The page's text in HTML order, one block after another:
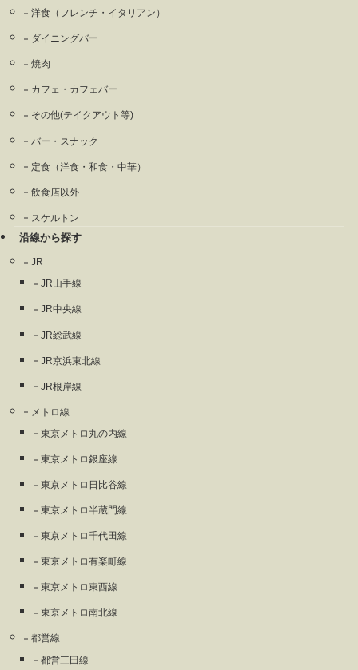
洋食（フレンチ・イタリアン）
ダイニングバー
焼肉
カフェ・カフェバー
その他(テイクアウト等)
バー・スナック
定食（洋食・和食・中華）
飲食店以外
スケルトン
沿線から探す
JR
JR山手線
JR中央線
JR総武線
JR京浜東北線
JR根岸線
メトロ線
東京メトロ丸の内線
東京メトロ銀座線
東京メトロ日比谷線
東京メトロ半蔵門線
東京メトロ千代田線
東京メトロ有楽町線
東京メトロ東西線
東京メトロ南北線
都営線
都営三田線